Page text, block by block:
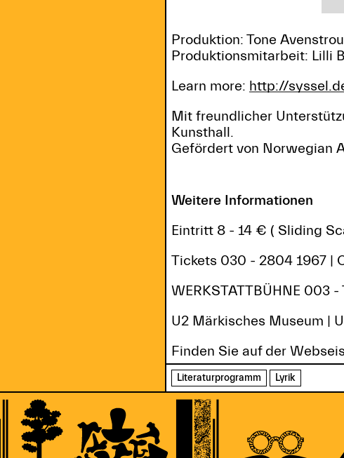
Produktion: Tone
Produktionsmitarbeit: Lilli
Learn more: http://
Mit freundlicher
Kunsthall.
Gefördert von Norwegian
Weitere Informationen
Eintritt 8 - 14 € ( Sliding
Tickets 030 - 2804 1967 |
WERKSTATTBÜHNE 003
U2 Märkisches Museum |
Finden Sie auf der
Literaturprogramm Lyrik